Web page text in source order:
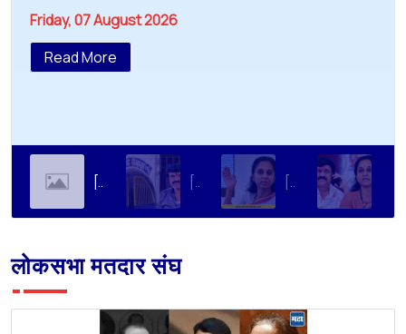
Friday, 07 August 2026
Read More
[Soha Ali Khan]Supriya Sule on Family, Power & Politics | Soha Ali Khan | Supriya Sule | All About Her [Loksatta]संतोष देशमुख हत्या प्रकरण : वाल्मिक कराडची रवानगी नागपूर कारागृहात करण्याची सुप्रिया सुळेंची मागणी [Dainik Prabhat]‘वाल्मिक कराडला बीड कारागृहातून नागपूरला हलवा’; सुप्रिया सुळेंची मुख्यमंत्र्यांकडे मोठी मागणी
लोकसभा मतदार संघ